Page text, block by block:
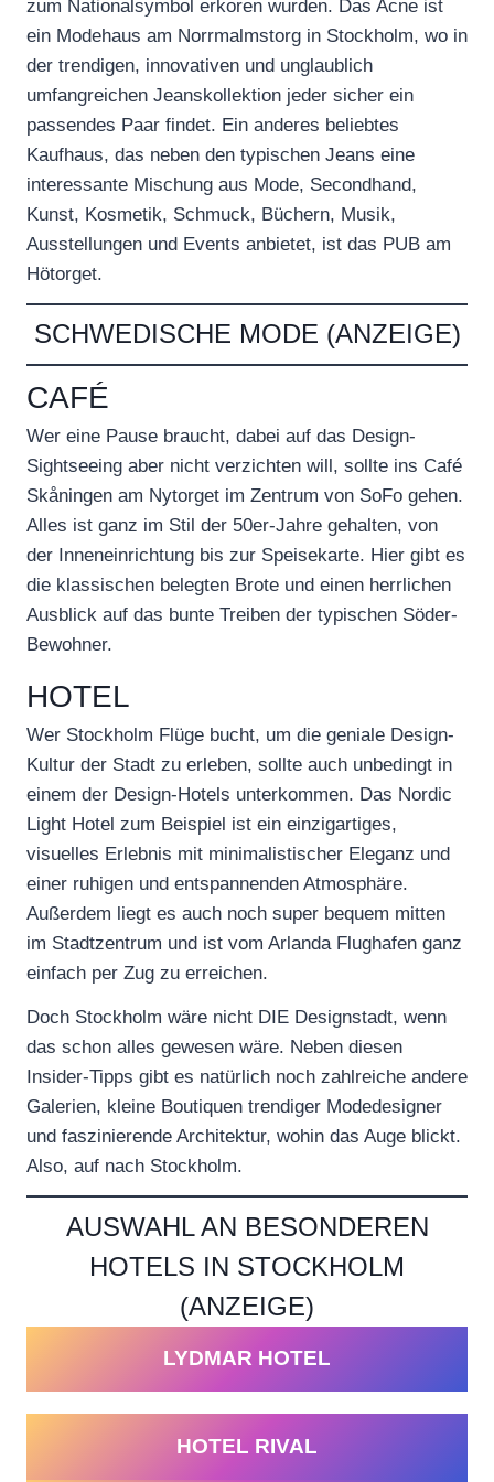
zum Nationalsymbol erkoren wurden. Das Acne ist
ein Modehaus am Norrmalmstorg in Stockholm, wo in
der trendigen, innovativen und unglaublich
umfangreichen Jeanskollektion jeder sicher ein
passendes Paar findet. Ein anderes beliebtes
Kaufhaus, das neben den typischen Jeans eine
interessante Mischung aus Mode, Secondhand,
Kunst, Kosmetik, Schmuck, Büchern, Musik,
Ausstellungen und Events anbietet, ist das PUB am
Hötorget.
SCHWEDISCHE MODE (ANZEIGE)
CAFÉ
Wer eine Pause braucht, dabei auf das Design-
Sightseeing aber nicht verzichten will, sollte ins Café
Skåningen am Nytorget im Zentrum von SoFo gehen.
Alles ist ganz im Stil der 50er-Jahre gehalten, von
der Inneneinrichtung bis zur Speisekarte. Hier gibt es
die klassischen belegten Brote und einen herrlichen
Ausblick auf das bunte Treiben der typischen Söder-
Bewohner.
HOTEL
Wer Stockholm Flüge bucht, um die geniale Design-
Kultur der Stadt zu erleben, sollte auch unbedingt in
einem der Design-Hotels unterkommen. Das Nordic
Light Hotel zum Beispiel ist ein einzigartiges,
visuelles Erlebnis mit minimalistischer Eleganz und
einer ruhigen und entspannenden Atmosphäre.
Außerdem liegt es auch noch super bequem mitten
im Stadtzentrum und ist vom Arlanda Flughafen ganz
einfach per Zug zu erreichen.
Doch Stockholm wäre nicht DIE Designstadt, wenn
das schon alles gewesen wäre. Neben diesen
Insider-Tipps gibt es natürlich noch zahlreiche andere
Galerien, kleine Boutiquen trendiger Modedesigner
und faszinierende Architektur, wohin das Auge blickt.
Also, auf nach Stockholm.
AUSWAHL AN BESONDEREN
HOTELS IN STOCKHOLM
(ANZEIGE)
LYDMAR HOTEL
HOTEL RIVAL